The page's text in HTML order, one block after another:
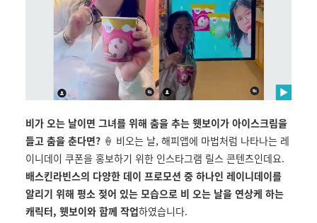
비가 오는 날이면 그녀를 위해 춤을 추는 웻보이가 아이스크림을
들고 춤을 춘다면? 🍦 비오는 날, 해피앱에 마법처럼 나타나는 레
이니데이 쿠폰을 홍보하기 위한 인스타그램 릴스 콘텐츠인데요.
배스킨라빈스의 다양한 데이 프로모션 중 하나인 레이니데이를
알리기 위해 평소 젖어 있는 모습으로 비 오는 날을 연상케 하는
캐릭터, 웻보이와 함께 작업하였습니다.